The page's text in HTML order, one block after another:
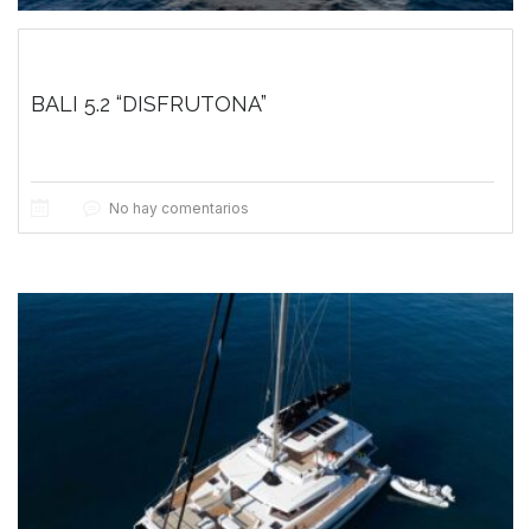
BALI 5.2 “DISFRUTONA”
No hay comentarios